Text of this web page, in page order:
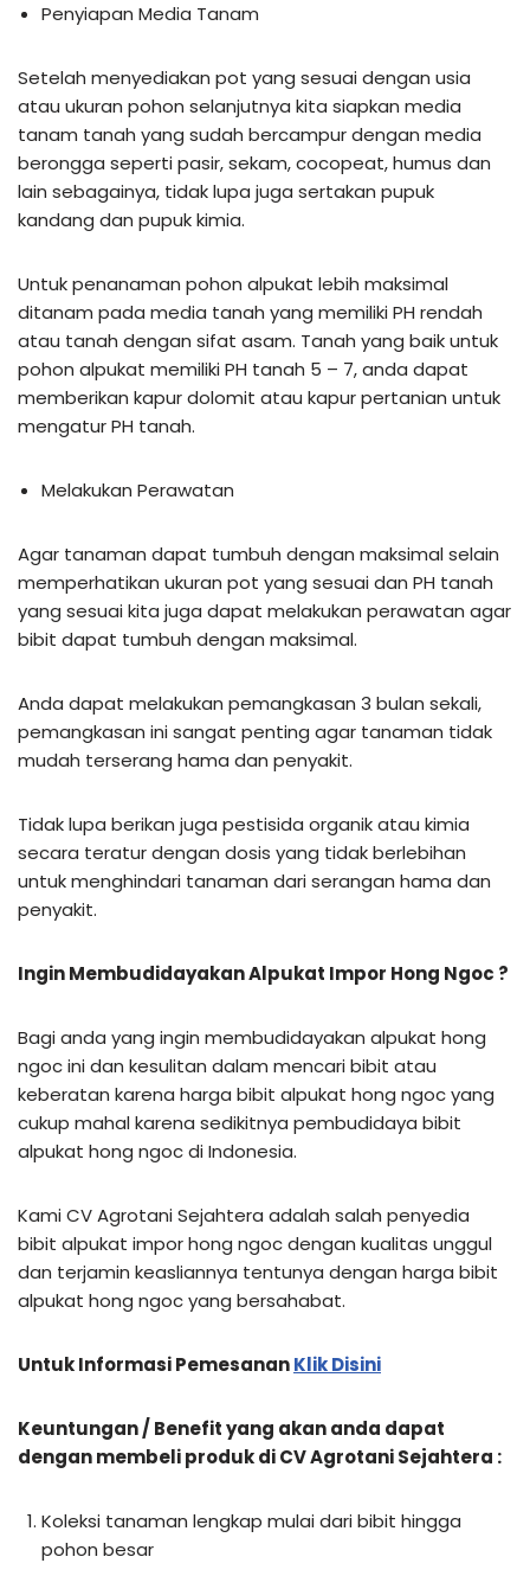
Penyiapan Media Tanam
Setelah menyediakan pot yang sesuai dengan usia
atau ukuran pohon selanjutnya kita siapkan media
tanam tanah yang sudah bercampur dengan media
berongga seperti pasir, sekam, cocopeat, humus dan
lain sebagainya, tidak lupa juga sertakan pupuk
kandang dan pupuk kimia.
Untuk penanaman pohon alpukat lebih maksimal
ditanam pada media tanah yang memiliki PH rendah
atau tanah dengan sifat asam. Tanah yang baik untuk
pohon alpukat memiliki PH tanah 5 – 7, anda dapat
memberikan kapur dolomit atau kapur pertanian untuk
mengatur PH tanah.
Melakukan Perawatan
Agar tanaman dapat tumbuh dengan maksimal selain
memperhatikan ukuran pot yang sesuai dan PH tanah
yang sesuai kita juga dapat melakukan perawatan agar
bibit dapat tumbuh dengan maksimal.
Anda dapat melakukan pemangkasan 3 bulan sekali,
pemangkasan ini sangat penting agar tanaman tidak
mudah terserang hama dan penyakit.
Tidak lupa berikan juga pestisida organik atau kimia
secara teratur dengan dosis yang tidak berlebihan
untuk menghindari tanaman dari serangan hama dan
penyakit.
Ingin Membudidayakan Alpukat Impor Hong Ngoc ?
Bagi anda yang ingin membudidayakan alpukat hong
ngoc ini dan kesulitan dalam mencari bibit atau
keberatan karena harga bibit alpukat hong ngoc yang
cukup mahal karena sedikitnya pembudidaya bibit
alpukat hong ngoc di Indonesia.
Kami CV Agrotani Sejahtera adalah salah penyedia
bibit alpukat impor hong ngoc dengan kualitas unggul
dan terjamin keasliannya tentunya dengan harga bibit
alpukat hong ngoc yang bersahabat.
Untuk Informasi PemesananKlik Disini
Keuntungan / Benefit yang akan anda dapat
dengan membeli produk di CV Agrotani Sejahtera :
Koleksi tanaman lengkap mulai dari bibit hingga
pohon besar